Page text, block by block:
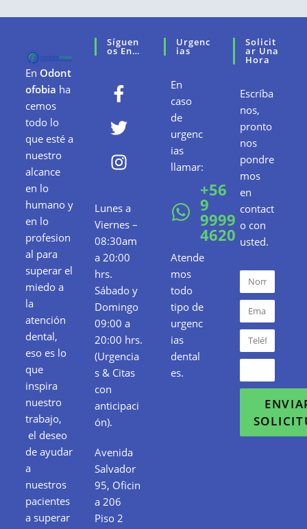
En Odont
ofobia ha
cemos
todo lo
que esté a
nuestro
alcance
en lo
humano y
en lo
profesion
al para
superar el
miedo a
la
atención
dental,
eso es lo
que
inspira
nuestro
trabajo,
el deseo
de ayudar
a
nuestros
pacientes
a superar
Síguen
Os En…
Lunes a
Viernes –
08:30am
a 20:00
hrs.
Sábado y
Domingo
09:00 a
20:00 hrs.
(Urgencia
s & Citas
con
anticipaci
ón).
Avenida
Salvador
95, Oficin
a 206
Piso 2
Urgenc
Ias
En
caso
de
urgenc
ias
llamar:
+56
9
9999
4620
Atende
mos
todo
tipo de
urgenc
ias
dental
es.
Solicit
Ar Una
Hora
Escríba
nos,
pronto
nos
pondre
mos
en
contact
o con
usted.